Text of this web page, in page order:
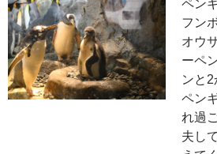
ペン
フン
オウ
ーペ
ンと
ペン
れ過
夫し